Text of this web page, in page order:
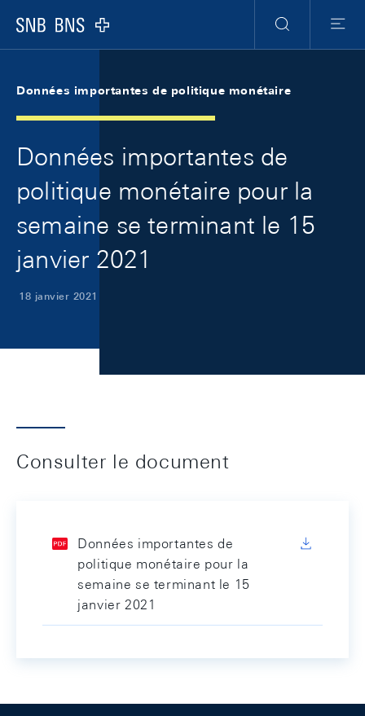
Logo
RechercheMenu
Données importantes de politique monétaire
Données importantes de
politique monétaire pour la
semaine se terminant le 15
janvier 2021
18 janvier 2021
Consulter le document
Données importantes de
politique monétaire pour la
semaine se terminant le 15
janvier 2021